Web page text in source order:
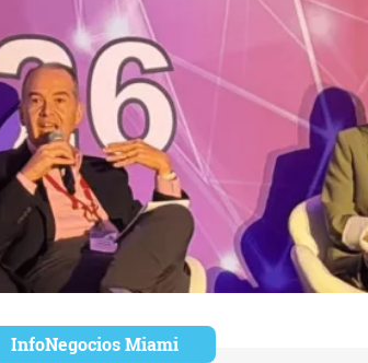
InfoNegocios Miami